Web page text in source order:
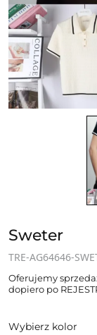
Sweter
TRE-AG64646-
Oferujemy
dopiero po
Wybierz kolor